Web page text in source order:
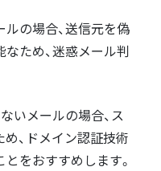
の場合、送信元を偽
ため、迷惑メール判
いメールの場合、ス
、ドメイン認証技術
をおすすめします。